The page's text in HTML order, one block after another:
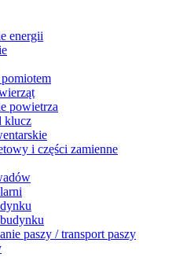
energii
powietrza
klucz
i części zamienne
paszy / transport paszy